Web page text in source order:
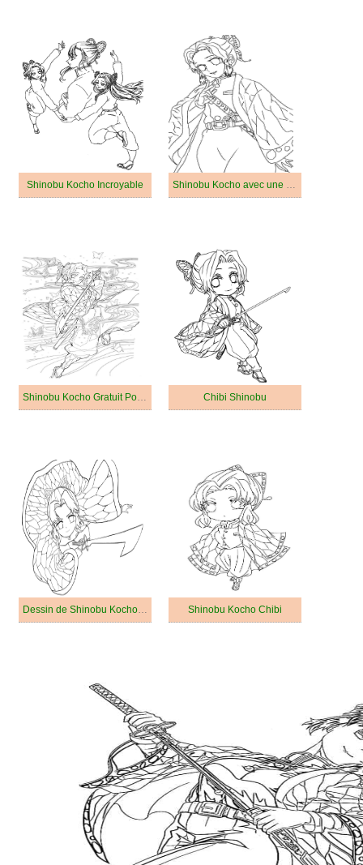
Shinobu Kocho Incroyable Shinobu Kocho avec une épée
Shinobu Kocho Gratuit Pour les Enfants Chibi Shinobu
Dessin de Shinobu Kocho Gratuit Shinobu Kocho Chibi